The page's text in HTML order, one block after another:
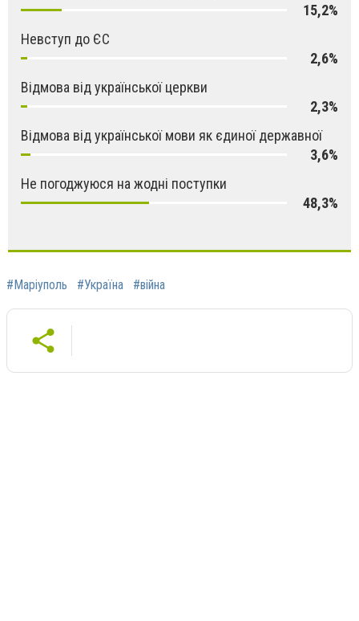
15,2%
Невступ до ЄС
2,6%
Відмова від української церкви
2,3%
Відмова від української мови як єдиної державної
3,6%
Не погоджуюся на жодні поступки
48,3%
#Маріуполь #Україна #війна